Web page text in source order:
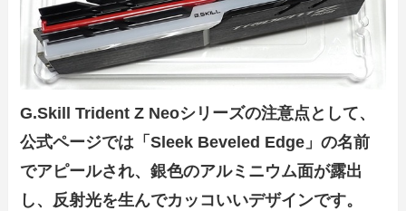
G.Skill Trident Z Neoシリーズの注意点として、
公式ページでは「Sleek Beveled Edge」の名前
でアピールされ、銀色のアルミニウム面が露出
し、反射光を生んでカッコいいデザインです。